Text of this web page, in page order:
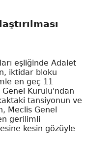
eşliğinde Adalet
iktidar bloku
en geç 11
Genel Kurulu'ndan
tansiyonun ve
Meclis Genel
gerilimli
kesin gözüyle